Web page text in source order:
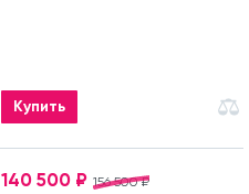
Купить
156 500 ₽
140 500 ₽